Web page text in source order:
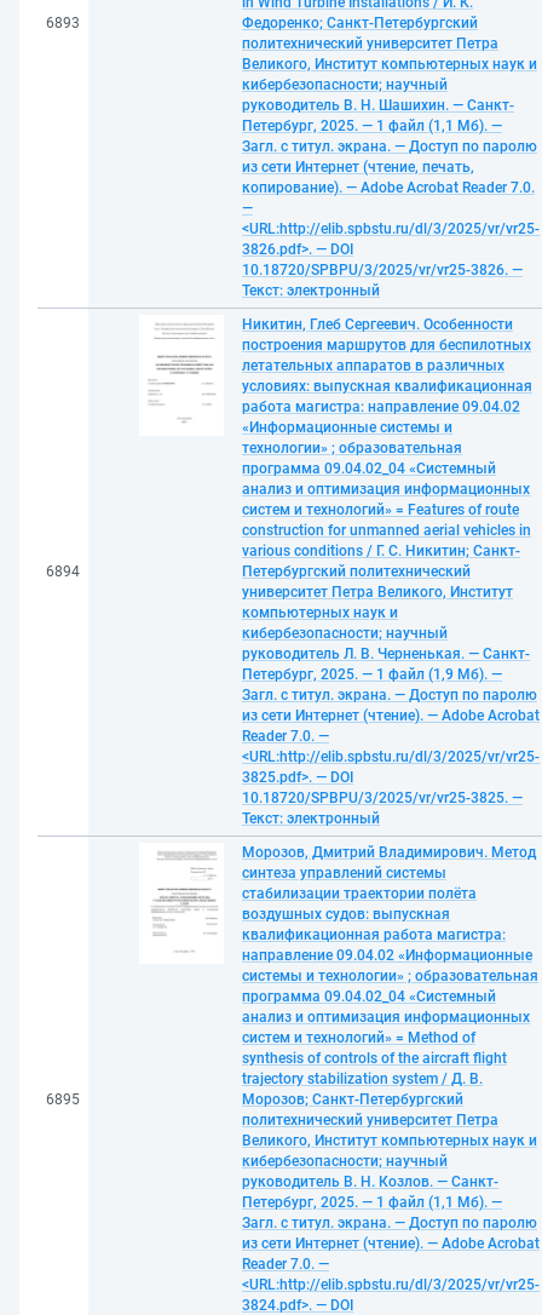
6893
Федоренко; Санкт-Петербургский
политехнический университет Петра
Великого, Институт компьютерных наук и
кибербезопасности; научный
руководитель В. Н. Шашихин. — Санкт-
Петербург, 2025. — 1 файл (1,1 Мб). —
Загл. с титул. экрана. — Доступ по паролю
из сети Интернет (чтение, печать,
копирование). — Adobe Acrobat Reader 7.0.
—
<URL:http://elib.spbstu.ru/dl/3/2025/vr/vr25-
3826.pdf>. — DOI
10.18720/SPBPU/3/2025/vr/vr25-3826. —
Текст: электронный
6894
Никитин, Глеб Сергеевич. Особенности
построения маршрутов для беспилотных
летательных аппаратов в различных
условиях: выпускная квалификационная
работа магистра: направление 09.04.02
«Информационные системы и
технологии» ; образовательная
программа 09.04.02_04 «Системный
анализ и оптимизация информационных
систем и технологий» = Features of route
construction for unmanned aerial vehicles in
various conditions / Г. С. Никитин; Санкт-
Петербургский политехнический
университет Петра Великого, Институт
компьютерных наук и
кибербезопасности; научный
руководитель Л. В. Черненькая. — Санкт-
Петербург, 2025. — 1 файл (1,9 Мб). —
Загл. с титул. экрана. — Доступ по паролю
из сети Интернет (чтение). — Adobe Acrobat
Reader 7.0. —
<URL:http://elib.spbstu.ru/dl/3/2025/vr/vr25-
3825.pdf>. — DOI
10.18720/SPBPU/3/2025/vr/vr25-3825. —
Текст: электронный
6895
Морозов, Дмитрий Владимирович. Метод
синтеза управлений системы
стабилизации траектории полёта
воздушных судов: выпускная
квалификационная работа магистра:
направление 09.04.02 «Информационные
системы и технологии» ; образовательная
программа 09.04.02_04 «Системный
анализ и оптимизация информационных
систем и технологий» = Method of
synthesis of controls of the aircraft flight
trajectory stabilization system / Д. В.
Морозов; Санкт-Петербургский
политехнический университет Петра
Великого, Институт компьютерных наук и
кибербезопасности; научный
руководитель В. Н. Козлов. — Санкт-
Петербург, 2025. — 1 файл (1,1 Мб). —
Загл. с титул. экрана. — Доступ по паролю
из сети Интернет (чтение). — Adobe Acrobat
Reader 7.0. —
<URL:http://elib.spbstu.ru/dl/3/2025/vr/vr25-
3824.pdf>. — DOI